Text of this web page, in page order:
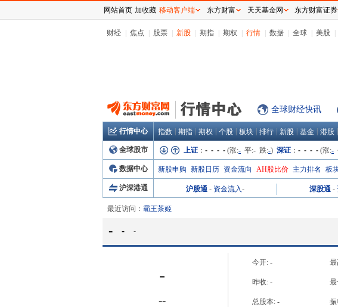
财经 焦点 股票 新股 期指 期权 行情 数据 全球 美股
全球财经快讯
行情中心 指数 期指 期权 个股 板块 排行 新股 基金 港股
全球股市 上证 ： - - - - (涨:- 平:- 跌:-) 深证 ： - - - - (涨:-
数据中心 新股申购 新股日历 资金流向 AH股比价 主力排名 板
沪深港通 沪股通 - 资金流入- 深股通 -
最近访问： 霸王茶姬
- - -
-
--
今开: - 最
昨收: - 最
总股本: - 振
网站首页 加收藏 移动客户端 东方财富 天天基金网 东方财富证券